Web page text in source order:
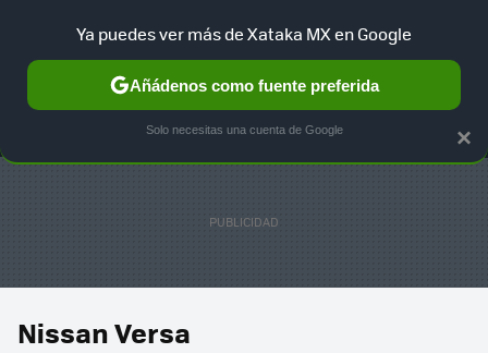
MENÚ NUEVO
GAMING HOME AUTO
Nissan Versa
×
Ya puedes ver más de Xataka MX en Google
Añádenos como fuente preferida
Solo necesitas una cuenta de Google